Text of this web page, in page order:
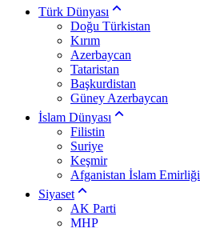
Türk Dünyası
Doğu Türkistan
Kırım
Azerbaycan
Tataristan
Başkurdistan
Güney Azerbaycan
İslam Dünyası
Filistin
Suriye
Keşmir
Afganistan İslam Emirliği
Siyaset
AK Parti
MHP